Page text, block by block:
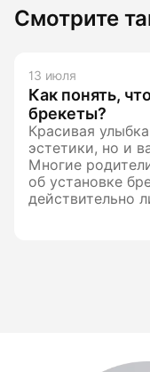
Смотрите
13 июля
Как понять,
брекеты?
Красивая
эстетики, но и
Многие
об установке
действительно